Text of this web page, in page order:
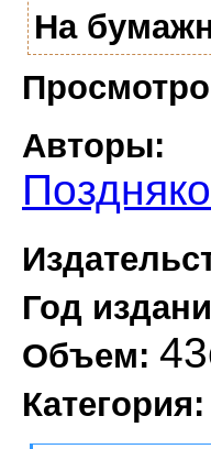
На
Авторы:
Год
Объем:
Категория: